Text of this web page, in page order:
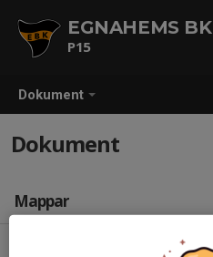
Dokument
EGNAHEMS BK
P15
Dokument
Mappar